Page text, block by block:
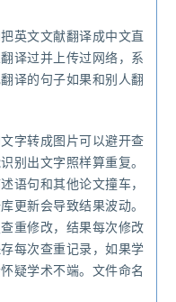
英文文献翻译成中文直
译过并上传过网络，系
译的句子如果和别人翻
字转成图片可以避开查
别出文字照样算重复。
语句和其他论文撞车，
更新会导致结果波动。
重修改，结果每次修改
每次查重记录，如果学
疑学术不端。文件命名